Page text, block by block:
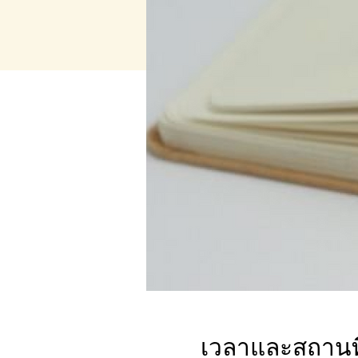
เวลาและสถา